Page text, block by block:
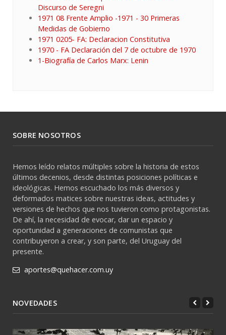
Discurso de Seregni
1971 08 Frente Amplio -1971 - 30 Primeras
Medidas de Gobierno
1971 0205- FA: Declaracion Constitutiva
1970 - FA Declaración del 7 de octubre de 1970
1-Biografía de Carlos Marx: Lenin
SOBRE NOSOTROS
Hemos leído relatos múltiples sobre la historia de estos
últimos decenios, desde distintas posiciones políticas e
ideológicas. Hemos escuchado los más diversos y
deformados matices sobre nuestras ideas, actitudes y
versiones de hechos que nos tuvieron como protagonistas.
De ahí, la necesidad de evocar, dar un espacio y
oportunidad a generaciones de comunistas que
contribuyeron a crear, y son parte, del Uruguay del
presente.
aportes@quehacer.com.uy
NOVEDADES